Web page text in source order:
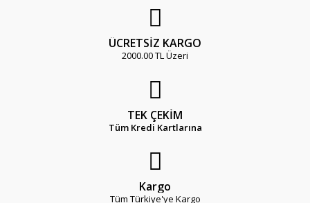
ÜCRETSİZ KARGO
2000.00 TL Üzeri
TEK ÇEKİM
Tüm Kredi Kartlarına
Kargo
Tüm Türkiye'ye Kargo